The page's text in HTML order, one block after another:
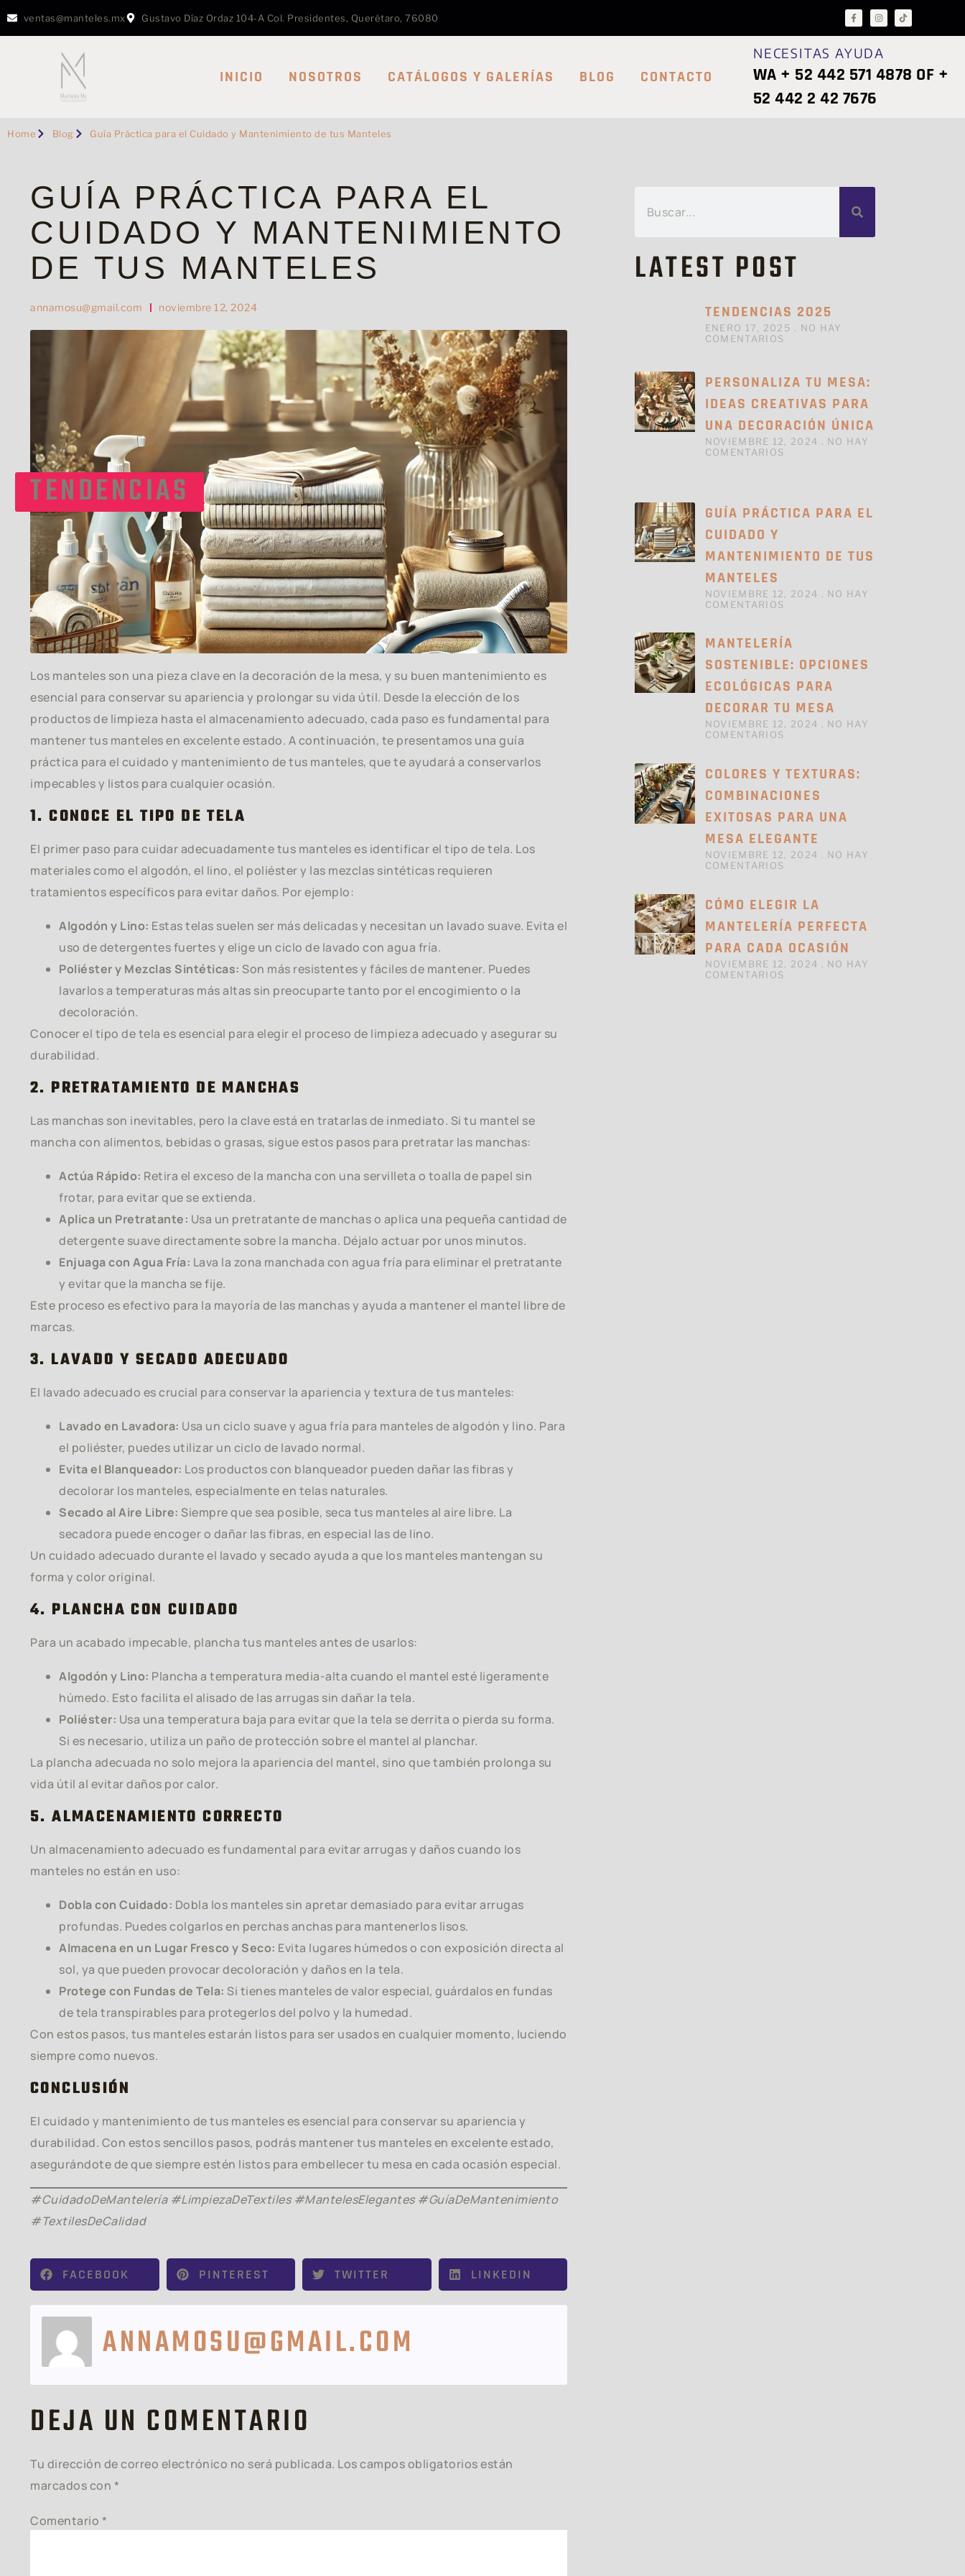
ventas@manteles.mx Gustavo Díaz Ordaz 104-A Col. Presidentes, Querétaro, 76080
INICIO NOSOTROS CATÁLOGOS Y GALERÍAS BLOG CONTACTO
NECESITAS AYUDA
WA + 52 442 571 4878 OF +
52 442 2 42 7676
Home Blog Guía Práctica para el Cuidado y Mantenimiento de tus Manteles
GUÍA PRÁCTICA PARA EL
CUIDADO Y MANTENIMIENTO
DE TUS MANTELES
annamosu@gmail.com noviembre 12, 2024
TENDENCIAS
Los manteles son una pieza clave en la decoración de la mesa, y su buen mantenimiento es
esencial para conservar su apariencia y prolongar su vida útil. Desde la elección de los
productos de limpieza hasta el almacenamiento adecuado, cada paso es fundamental para
mantener tus manteles en excelente estado. A continuación, te presentamos una guía
práctica para el cuidado y mantenimiento de tus manteles, que te ayudará a conservarlos
impecables y listos para cualquier ocasión.
1. CONOCE EL TIPO DE TELA
El primer paso para cuidar adecuadamente tus manteles es identificar el tipo de tela. Los
materiales como el algodón, el lino, el poliéster y las mezclas sintéticas requieren
tratamientos específicos para evitar daños. Por ejemplo:
Algodón y Lino: Estas telas suelen ser más delicadas y necesitan un lavado suave. Evita el
uso de detergentes fuertes y elige un ciclo de lavado con agua fría.
Poliéster y Mezclas Sintéticas: Son más resistentes y fáciles de mantener. Puedes
lavarlos a temperaturas más altas sin preocuparte tanto por el encogimiento o la
decoloración.
Conocer el tipo de tela es esencial para elegir el proceso de limpieza adecuado y asegurar su
durabilidad.
2. PRETRATAMIENTO DE MANCHAS
Las manchas son inevitables, pero la clave está en tratarlas de inmediato. Si tu mantel se
mancha con alimentos, bebidas o grasas, sigue estos pasos para pretratar las manchas:
Actúa Rápido: Retira el exceso de la mancha con una servilleta o toalla de papel sin
frotar, para evitar que se extienda.
Aplica un Pretratante: Usa un pretratante de manchas o aplica una pequeña cantidad de
detergente suave directamente sobre la mancha. Déjalo actuar por unos minutos.
Enjuaga con Agua Fría: Lava la zona manchada con agua fría para eliminar el pretratante
y evitar que la mancha se fije.
Este proceso es efectivo para la mayoría de las manchas y ayuda a mantener el mantel libre de
marcas.
3. LAVADO Y SECADO ADECUADO
El lavado adecuado es crucial para conservar la apariencia y textura de tus manteles:
Lavado en Lavadora: Usa un ciclo suave y agua fría para manteles de algodón y lino. Para
el poliéster, puedes utilizar un ciclo de lavado normal.
Evita el Blanqueador: Los productos con blanqueador pueden dañar las fibras y
decolorar los manteles, especialmente en telas naturales.
Secado al Aire Libre: Siempre que sea posible, seca tus manteles al aire libre. La
secadora puede encoger o dañar las fibras, en especial las de lino.
Un cuidado adecuado durante el lavado y secado ayuda a que los manteles mantengan su
forma y color original.
4. PLANCHA CON CUIDADO
Para un acabado impecable, plancha tus manteles antes de usarlos:
Algodón y Lino: Plancha a temperatura media-alta cuando el mantel esté ligeramente
húmedo. Esto facilita el alisado de las arrugas sin dañar la tela.
Poliéster: Usa una temperatura baja para evitar que la tela se derrita o pierda su forma.
Si es necesario, utiliza un paño de protección sobre el mantel al planchar.
La plancha adecuada no solo mejora la apariencia del mantel, sino que también prolonga su
vida útil al evitar daños por calor.
5. ALMACENAMIENTO CORRECTO
Un almacenamiento adecuado es fundamental para evitar arrugas y daños cuando los
manteles no están en uso:
Dobla con Cuidado: Dobla los manteles sin apretar demasiado para evitar arrugas
profundas. Puedes colgarlos en perchas anchas para mantenerlos lisos.
Almacena en un Lugar Fresco y Seco: Evita lugares húmedos o con exposición directa al
sol, ya que pueden provocar decoloración y daños en la tela.
Protege con Fundas de Tela: Si tienes manteles de valor especial, guárdalos en fundas
de tela transpirables para protegerlos del polvo y la humedad.
Con estos pasos, tus manteles estarán listos para ser usados en cualquier momento, luciendo
siempre como nuevos.
CONCLUSIÓN
El cuidado y mantenimiento de tus manteles es esencial para conservar su apariencia y
durabilidad. Con estos sencillos pasos, podrás mantener tus manteles en excelente estado,
asegurándote de que siempre estén listos para embellecer tu mesa en cada ocasión especial.
#CuidadoDeMantelería #LimpiezaDeTextiles #MantelesElegantes #GuíaDeMantenimiento
#TextilesDeCalidad
FACEBOOK PINTEREST TWITTER LINKEDIN
ANNAMOSU@GMAIL.COM
DEJA UN COMENTARIO
Tu dirección de correo electrónico no será publicada. Los campos obligatorios están
marcados con *
Comentario *
LATEST POST
TENDENCIAS 2025
ENERO 17, 2025
NO HAY
COMENTARIOS
PERSONALIZA TU MESA:
IDEAS CREATIVAS PARA
UNA DECORACIÓN ÚNICA
NOVIEMBRE 12, 2024
NO HAY
COMENTARIOS
GUÍA PRÁCTICA PARA EL
CUIDADO Y
MANTENIMIENTO DE TUS
MANTELES
NOVIEMBRE 12, 2024
NO HAY
COMENTARIOS
MANTELERÍA
SOSTENIBLE: OPCIONES
ECOLÓGICAS PARA
DECORAR TU MESA
NOVIEMBRE 12, 2024
NO HAY
COMENTARIOS
COLORES Y TEXTURAS:
COMBINACIONES
EXITOSAS PARA UNA
MESA ELEGANTE
NOVIEMBRE 12, 2024
NO HAY
COMENTARIOS
CÓMO ELEGIR LA
MANTELERÍA PERFECTA
PARA CADA OCASIÓN
NOVIEMBRE 12, 2024
NO HAY
COMENTARIOS